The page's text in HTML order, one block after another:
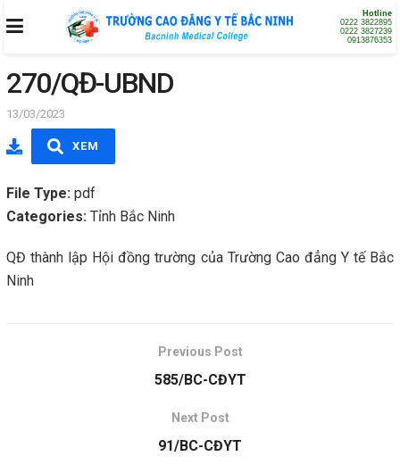
Hotline
0222 3822895
0222 3827239
0913876353
270/QĐ-UBND
13/03/2023
QĐ thành lập Hội đồng trường của Trường Cao đẳng Y tế Bắc
Ninh
XEM
File Type: pdf
Categories: Tỉnh Bắc Ninh
Previous Post
585/BC-CĐYT
Next Post
91/BC-CĐYT